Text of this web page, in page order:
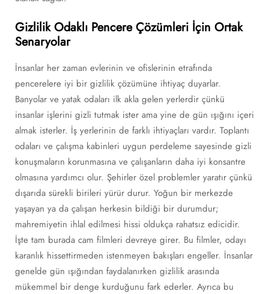
Gizlilik Odaklı Pencere Çözümleri İçin Ortak
Senaryolar
İnsanlar her zaman evlerinin ve ofislerinin etrafında
pencerelere iyi bir gizlilik çözümüne ihtiyaç duyarlar.
Banyolar ve yatak odaları ilk akla gelen yerlerdir çünkü
insanlar işlerini gizli tutmak ister ama yine de gün ışığını içeri
almak isterler. İş yerlerinin de farklı ihtiyaçları vardır. Toplantı
odaları ve çalışma kabinleri uygun perdeleme sayesinde gizli
konuşmaların korunmasına ve çalışanların daha iyi konsantre
olmasına yardımcı olur. Şehirler özel problemler yaratır çünkü
dışarıda sürekli birileri yürür durur. Yoğun bir merkezde
yaşayan ya da çalışan herkesin bildiği bir durumdur;
mahremiyetin ihlal edilmesi hissi oldukça rahatsız edicidir.
İşte tam burada cam filmleri devreye girer. Bu filmler, odayı
karanlık hissettirmeden istenmeyen bakışları engeller. İnsanlar
genelde gün ışığından faydalanırken gizlilik arasında
mükemmel bir denge kurduğunu fark ederler. Ayrıca bu